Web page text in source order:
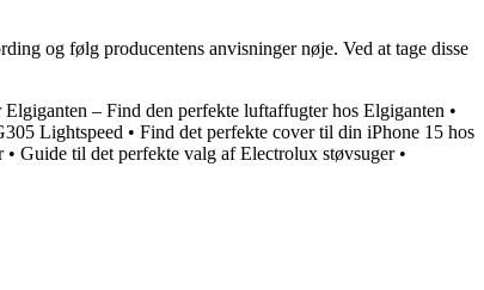
og følg producentens anvisninger nøje. Ved at tage disse
– Find den perfekte luftaffugter hos Elgiganten •
Lightspeed • Find det perfekte cover til din iPhone 15 hos
• Guide til det perfekte valg af Electrolux støvsuger•